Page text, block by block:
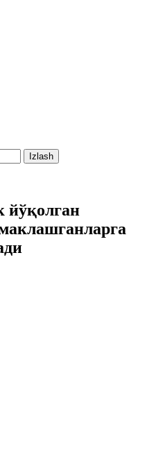
йўқолган